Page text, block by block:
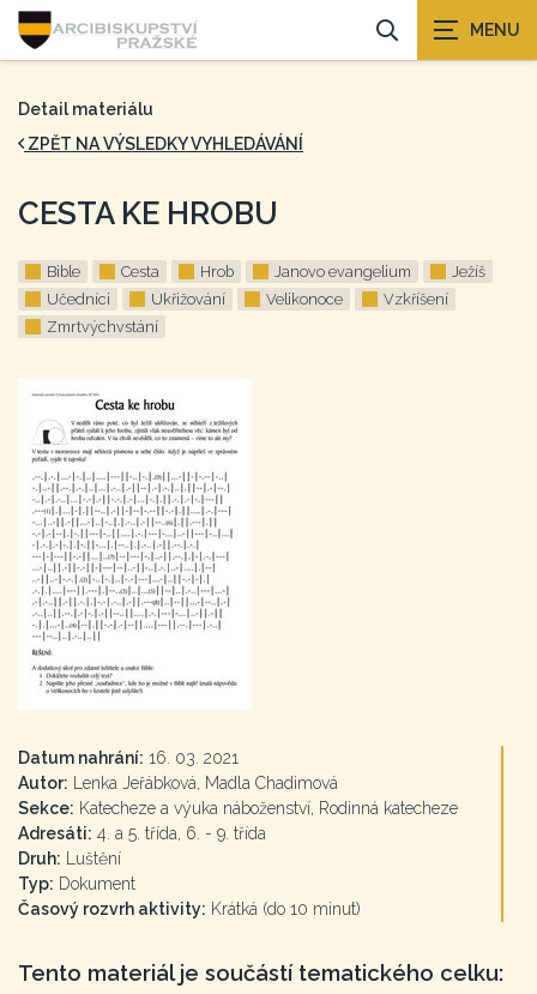
Detail materiálu
ZPĚT NA VÝSLEDKY VYHLEDÁVÁNÍ
CESTA KE HROBU
Bible Cesta Hrob Janovo evangelium
Ježíš
Učedníci
Ukřižování Velikonoce
Vzkříšení
Zmrtvýchvstání
Datum nahrání: 16. 03. 2021
Autor: Lenka Jeřábková, Madla Chadimová
Sekce: Katecheze a výuka náboženství, Rodinná katecheze
Adresáti: 4. a 5. třída, 6. - 9. třída
Druh: Luštění
Typ: Dokument
Časový rozvrh aktivity: Krátká (do 10 minut)
Tento materiál je součástí tematického celku: